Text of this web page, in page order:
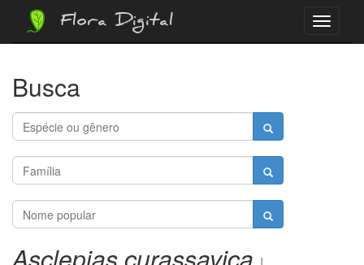
Menu
Flora Digital
Busca